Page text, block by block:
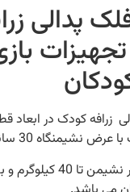
زرافه
بازی
چرخ و فلک پدالی زرافه
با تحمل وزن هر نشیمن تا 40 کیلوگرم و